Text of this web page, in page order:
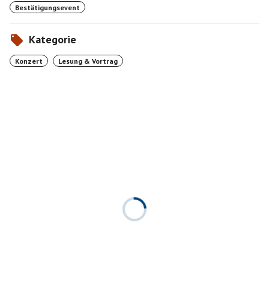
Bestätigungsevent
Kategorie
Konzert Lesung & Vortrag